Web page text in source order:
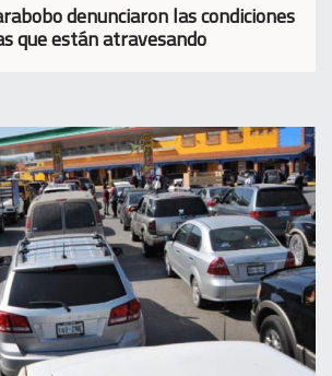
denunciaron las condiciones
que están atravesando